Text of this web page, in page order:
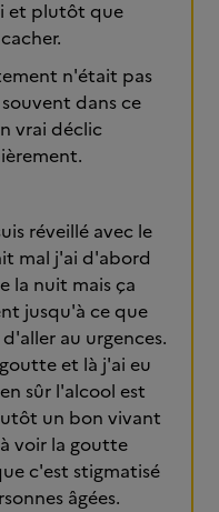
et plutôt que
n'était pas
dans ce
vrai déclic
réveillé avec le
mal j'ai d'abord
la nuit mais ça
jusqu'à ce que
au urgences.
et là j'ai eu
sûr l'alcool est
un bon vivant
voir la goutte
c'est stigmatisé
âgées.